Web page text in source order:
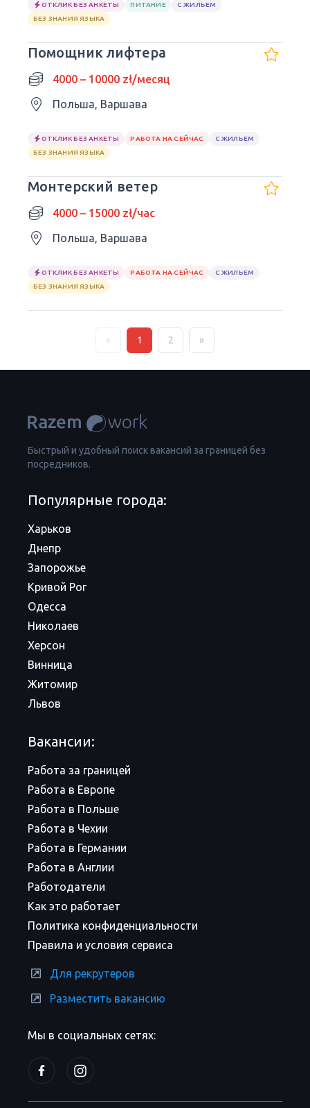
ОТКЛИК БЕЗ АНКЕТЫ ПИТАНИЕ
С ЖИЛЬЕМ
БЕЗ ЗНАНИЯ ЯЗЫКА
Помощник лифтера
4000 – 10000 zł/месяц
Польша, Варшава
ОТКЛИК БЕЗ АНКЕТЫ РАБОТА НА СЕЙЧАС
С ЖИЛЬЕМ
БЕЗ ЗНАНИЯ ЯЗЫКА
Монтерский ветер
4000 – 15000 zł/час
Польша, Варшава
ОТКЛИК БЕЗ АНКЕТЫ РАБОТА НА СЕЙЧАС
С ЖИЛЬЕМ
БЕЗ ЗНАНИЯ ЯЗЫКА
« 1 2 »
Быстрый и удобный поиск вакансий за границей без
посредников.
Мы в социальных сетях:
Популярные города:
Харьков
Днепр
Запорожье
Кривой Рог
Одесса
Николаев
Херсон
Винница
Житомир
Львов
Вакансии:
Работа за границей
Работа в Европе
Работа в Польше
Работа в Чехии
Работа в Германии
Работа в Англии
Работодатели
Как это работает
Политика конфиденциальности
Правила и условия сервиса
Для рекрутеров
Разместить вакансию